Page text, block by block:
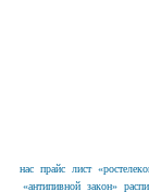
нас прайс лист
«антипивной закон»